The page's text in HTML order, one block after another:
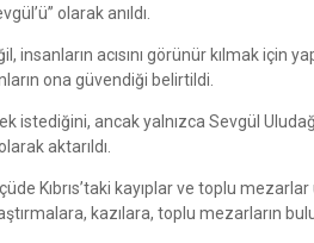
olarak anıldı.
acısını görünür kılmak için
ona güvendiği belirtildi.
istediğini, ancak yalnızca Sevgül
aktarıldı.
Kıbrıs’taki kayıplar ve toplu
kazılara, toplu mezarların